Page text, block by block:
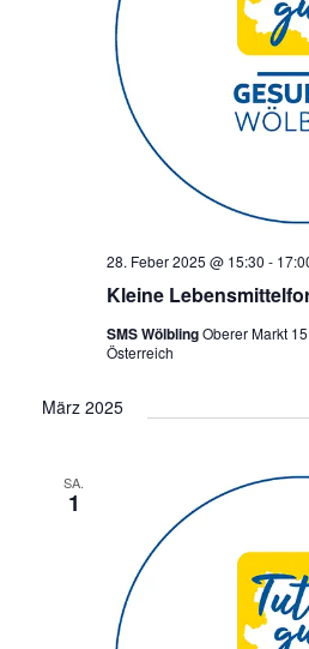
Kleine
28. Feber 2025 @ 15:30 -
SMS WölblingOberer Markt
Österreich
März 2025
SA.
1